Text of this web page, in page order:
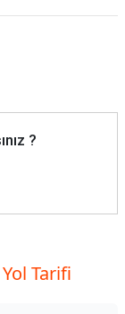
?
Tarifi